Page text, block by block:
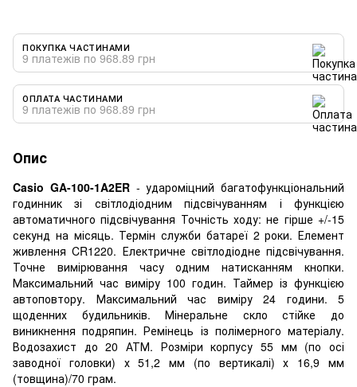
ПОКУПКА ЧАСТИНАМИ
9 платежів по 968.89 грн
ОПЛАТА ЧАСТИНАМИ
9 платежів по 968.89 грн
Опис
Casio GA-100-1A2ER- удароміцний багатофункціональний
годинник зі світлодіодним підсвічуванням і функцією
автоматичного підсвічування Точність ходу: не гірше +/-15
секунд на місяць. Термін служби батареї 2 роки. Елемент
живлення CR1220. Електричне світлодіодне підсвічування.
Точне вимірювання часу одним натисканням кнопки.
Максимальний час виміру 100 годин. Таймер із функцією
автоповтору. Максимальний час виміру 24 години. 5
щоденних будильників. Мінеральне скло стійке до
виникнення подряпин. Ремінець із полімерного матеріалу.
Водозахист до 20 АТМ. Розміри корпусу 55 мм (по осі
заводної головки) х 51,2 мм (по вертикалі) х 16,9 мм
(товщина)/70 грам.